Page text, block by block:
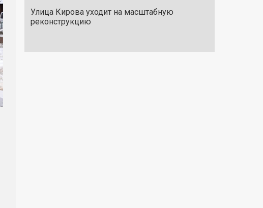
Улица Кирова уходит на масштабную
реконструкцию